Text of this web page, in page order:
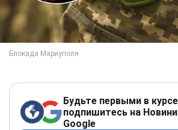
Будьте первыми в
подпишитесь на Новини
Google